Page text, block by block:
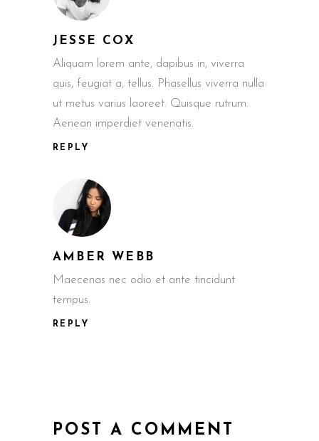
JESSE COX
Aliquam lorem ante, dapibus in, viverra
quis, feugiat a, tellus. Phasellus viverra nulla
ut metus varius laoreet. Quisque rutrum.
Aenean imperdiet venenatis.
REPLY
AMBER WEBB
Maecenas nec odio et ante tincidunt
tempus.
REPLY
POST A COMMENT